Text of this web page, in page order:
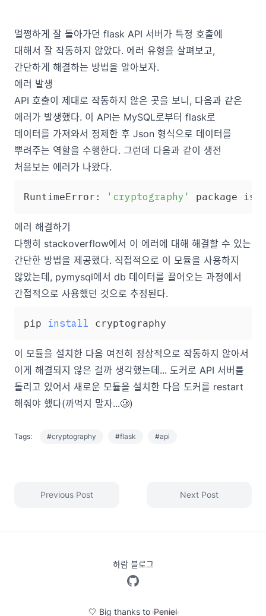
멀쩡하게 잘 돌아가던 flask API 서버가 특정 호출에
대해서 잘 작동하지 않았다. 에러 유형을 살펴보고,
간단하게 해결하는 방법을 알아보자.
에러 발생
API 호출이 제대로 작동하지 않은 곳을 보니, 다음과 같은
에러가 발생했다. 이 API는 MySQL로부터 flask로
데이터를 가져와서 정제한 후 Json 형식으로 데이터를
뿌려주는 역할을 수행한다. 그런데 다음과 같이 생전
처음보는 에러가 나왔다.
RuntimeError: 'cryptography' package is
에러 해결하기
다행히 stackoverflow에서 이 에러에 대해 해결할 수 있는
간단한 방법을 제공했다. 직접적으로 이 모듈을 사용하지
않았는데, pymysql에서 db 데이터를 끌어오는 과정에서
간접적으로 사용했던 것으로 추정된다.
pip install
이 모듈을 설치한 다음 여전히 정상적으로 작동하지 않아서
이게 해결되지 않은 걸까 생각했는데... 도커로 API 서버를
돌리고 있어서 새로운 모듈을 설치한 다음 도커를 restart
해줘야 했다(까먹지 말자...🥲)
Tags: #cryptography #flask #api
Previous Post Next Post
하람 블로그
🤍 Big thanks toPeniel